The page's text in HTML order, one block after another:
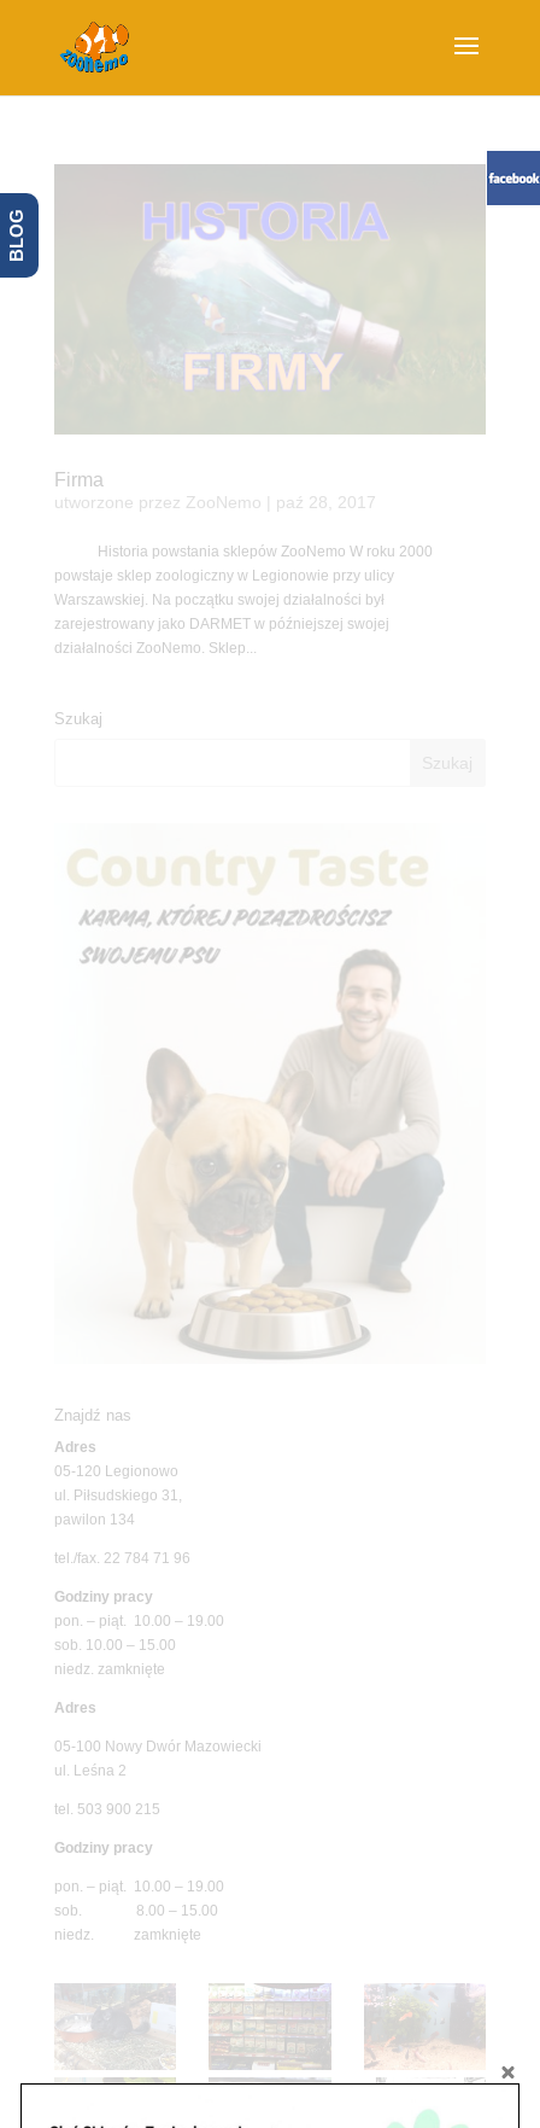
Firma
utworzone przez ZooNemo paź 28, 2017
Historia powstania sklepów ZooNemo W roku 2000
powstaje sklep zoologiczny w Legionowie przy ulicy
Warszawskiej. Na początku swojej działalności był
zarejestrowany jako DARMET w późniejszej swojej
działalności ZooNemo. Sklep...
Szukaj
Znajdź nas
Adres
05-120 Legionowo
ul. Piłsudskiego 31,
pawilon 134
tel./fax. 22 784 71 96
Godziny pracy
pon. – piąt. 10.00 – 19.00
sob. 10.00 – 15.00
niedz. zamknięte
Adres
05-100 Nowy Dwór Mazowiecki
ul. Leśna 2
tel. 503 900 215
Godziny pracy
pon. – piąt. 10.00 – 19.00
sob. 8.00 – 15.00
niedz. zamknięte
BLOG